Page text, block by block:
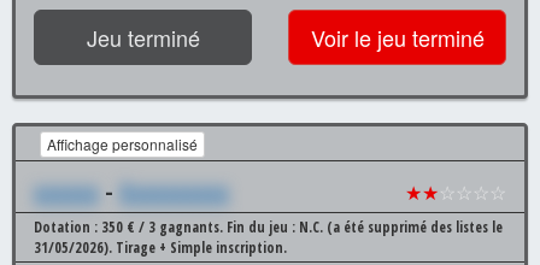
Jeu terminé Voir le jeu terminé
Affichage personnalisé
xxxxxx - Xxxxxxxxxx ★★☆☆☆☆
Dotation : 350 € / 3 gagnants. Fin du jeu : N.C. (a été supprimé des listes le
31/05/2026). Tirage + Simple inscription.